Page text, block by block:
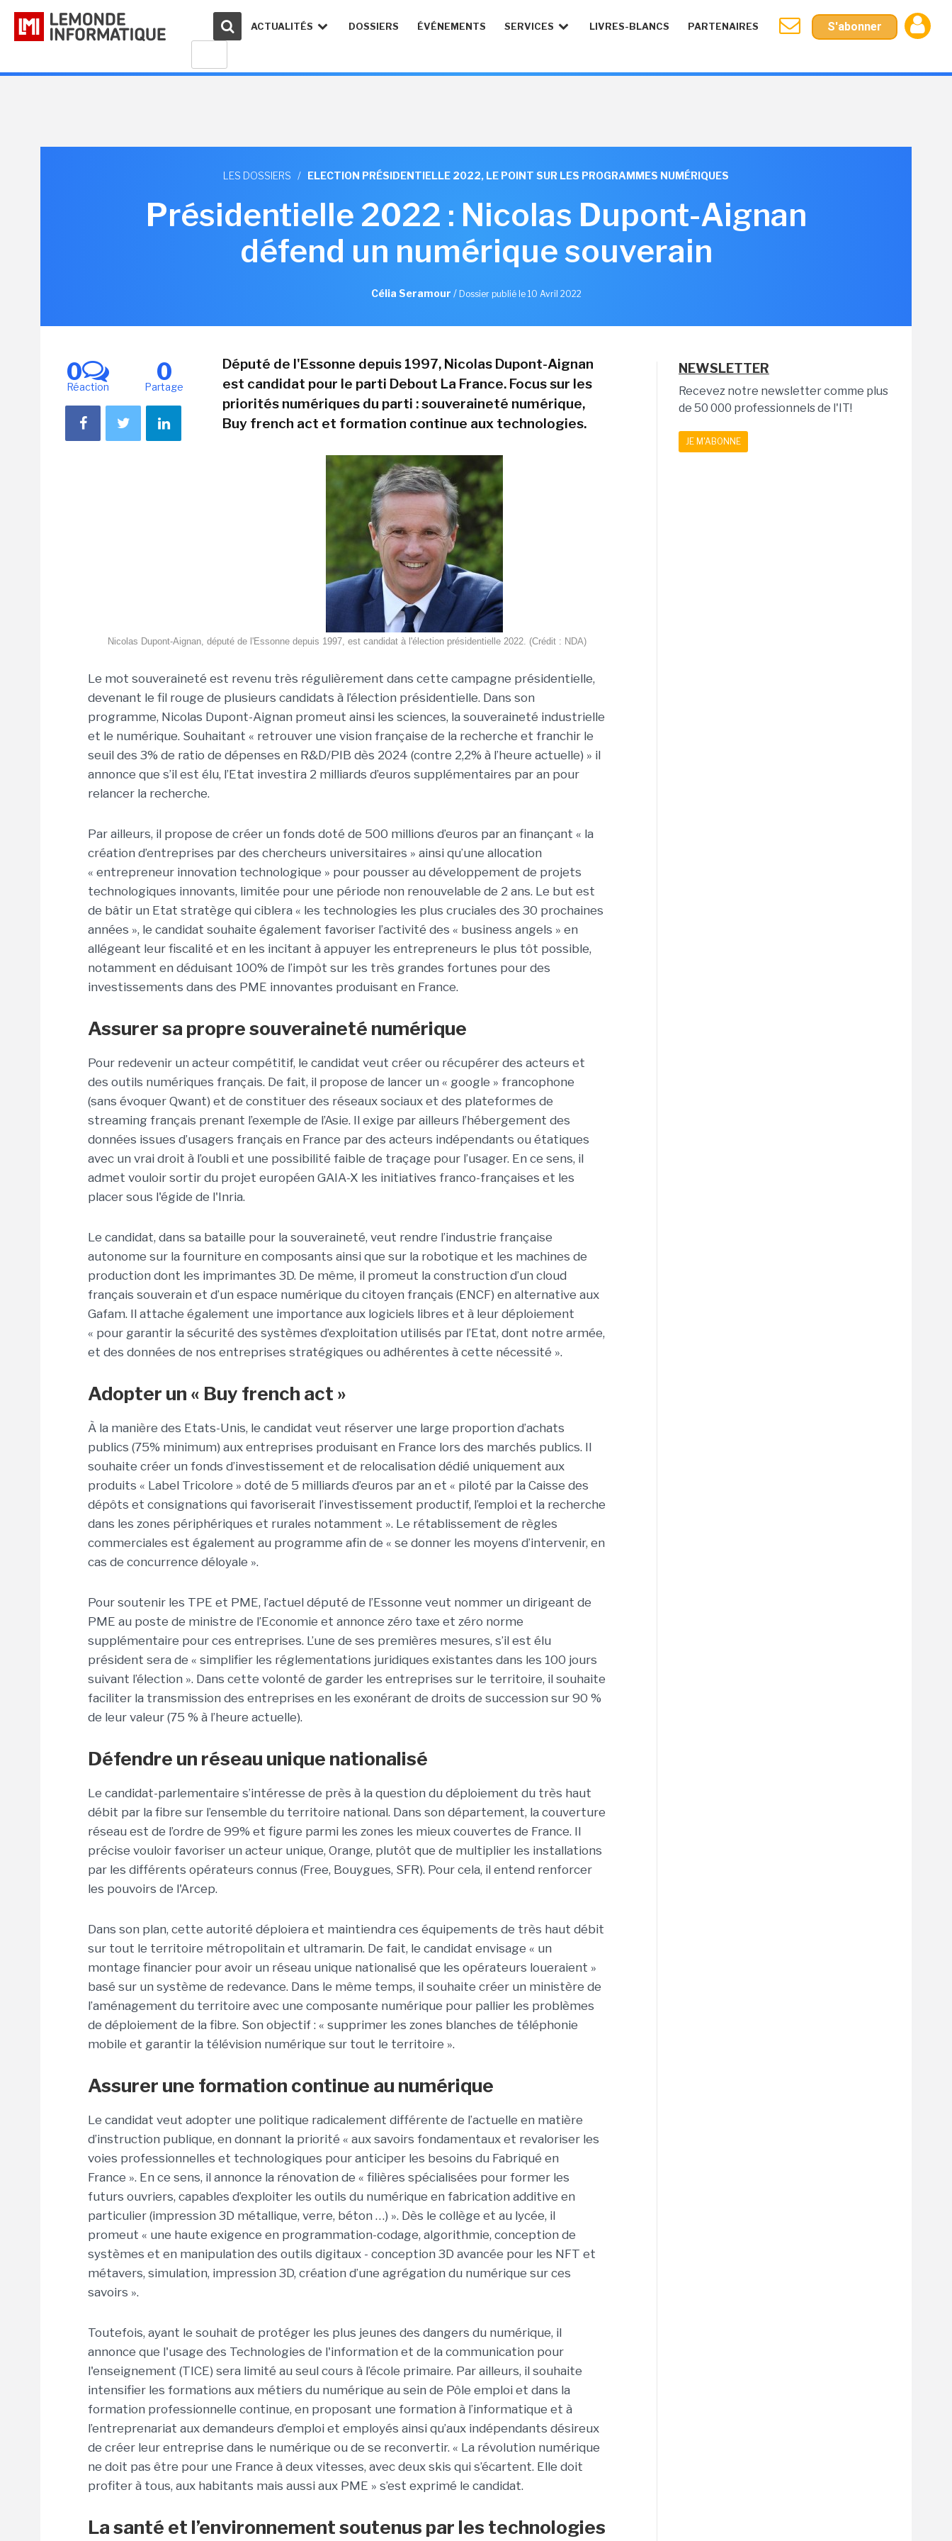
ACTUALITÉS DOSSIERS ÉVÉNEMENTS SERVICES LIVRES-BLANCS PARTENAIRES S'abonner
LES DOSSIERS / ELECTION PRÉSIDENTIELLE 2022, LE POINT SUR LES PROGRAMMES NUMÉRIQUES
Présidentielle 2022 : Nicolas Dupont-Aignan
défend un numérique souverain
Célia Seramour / Dossier publié le 10 Avril 2022
0
Réaction
0
Partage
Député de l'Essonne depuis 1997, Nicolas Dupont-Aignan
est candidat pour le parti Debout La France. Focus sur les
priorités numériques du parti : souveraineté numérique,
Buy french act et formation continue aux technologies.
Nicolas Dupont-Aignan, député de l'Essonne depuis 1997, est candidat à l'élection présidentielle 2022. (Crédit : NDA)
Le mot souveraineté est revenu très régulièrement dans cette campagne présidentielle,
devenant le fil rouge de plusieurs candidats à l’élection présidentielle. Dans son
programme, Nicolas Dupont-Aignan promeut ainsi les sciences, la souveraineté industrielle
et le numérique. Souhaitant « retrouver une vision française de la recherche et franchir le
seuil des 3% de ratio de dépenses en R&D/PIB dès 2024 (contre 2,2% à l’heure actuelle) » il
annonce que s’il est élu, l’Etat investira 2 milliards d’euros supplémentaires par an pour
relancer la recherche.
Par ailleurs, il propose de créer un fonds doté de 500 millions d’euros par an finançant « la
création d’entreprises par des chercheurs universitaires » ainsi qu’une allocation
« entrepreneur innovation technologique » pour pousser au développement de projets
technologiques innovants, limitée pour une période non renouvelable de 2 ans. Le but est
de bâtir un Etat stratège qui ciblera « les technologies les plus cruciales des 30 prochaines
années », le candidat souhaite également favoriser l’activité des « business angels » en
allégeant leur fiscalité et en les incitant à appuyer les entrepreneurs le plus tôt possible,
notamment en déduisant 100% de l’impôt sur les très grandes fortunes pour des
investissements dans des PME innovantes produisant en France.
Assurer sa propre souveraineté numérique
Pour redevenir un acteur compétitif, le candidat veut créer ou récupérer des acteurs et
des outils numériques français. De fait, il propose de lancer un « google » francophone
(sans évoquer Qwant) et de constituer des réseaux sociaux et des plateformes de
streaming français prenant l’exemple de l’Asie. Il exige par ailleurs l’hébergement des
données issues d’usagers français en France par des acteurs indépendants ou étatiques
avec un vrai droit à l’oubli et une possibilité faible de traçage pour l’usager. En ce sens, il
admet vouloir sortir du projet européen GAIA-X les initiatives franco-françaises et les
placer sous l'égide de l'Inria.
Le candidat, dans sa bataille pour la souveraineté, veut rendre l’industrie française
autonome sur la fourniture en composants ainsi que sur la robotique et les machines de
production dont les imprimantes 3D. De même, il promeut la construction d’un cloud
français souverain et d’un espace numérique du citoyen français (ENCF) en alternative aux
Gafam. Il attache également une importance aux logiciels libres et à leur déploiement
« pour garantir la sécurité des systèmes d’exploitation utilisés par l’Etat, dont notre armée,
et des données de nos entreprises stratégiques ou adhérentes à cette nécessité ».
Adopter un « Buy french act »
À la manière des Etats-Unis, le candidat veut réserver une large proportion d’achats
publics (75% minimum) aux entreprises produisant en France lors des marchés publics. Il
souhaite créer un fonds d’investissement et de relocalisation dédié uniquement aux
produits « Label Tricolore » doté de 5 milliards d’euros par an et « piloté par la Caisse des
dépôts et consignations qui favoriserait l’investissement productif, l’emploi et la recherche
dans les zones périphériques et rurales notamment ». Le rétablissement de règles
commerciales est également au programme afin de « se donner les moyens d’intervenir, en
cas de concurrence déloyale ».
Pour soutenir les TPE et PME, l’actuel député de l’Essonne veut nommer un dirigeant de
PME au poste de ministre de l’Economie et annonce zéro taxe et zéro norme
supplémentaire pour ces entreprises. L’une de ses premières mesures, s’il est élu
président sera de « simplifier les réglementations juridiques existantes dans les 100 jours
suivant l’élection ». Dans cette volonté de garder les entreprises sur le territoire, il souhaite
faciliter la transmission des entreprises en les exonérant de droits de succession sur 90 %
de leur valeur (75 % à l’heure actuelle).
Défendre un réseau unique nationalisé
Le candidat-parlementaire s’intéresse de près à la question du déploiement du très haut
débit par la fibre sur l’ensemble du territoire national. Dans son département, la couverture
réseau est de l’ordre de 99% et figure parmi les zones les mieux couvertes de France. Il
précise vouloir favoriser un acteur unique, Orange, plutôt que de multiplier les installations
par les différents opérateurs connus (Free, Bouygues, SFR). Pour cela, il entend renforcer
les pouvoirs de l'Arcep.
Dans son plan, cette autorité déploiera et maintiendra ces équipements de très haut débit
sur tout le territoire métropolitain et ultramarin. De fait, le candidat envisage « un
montage financier pour avoir un réseau unique nationalisé que les opérateurs loueraient »
basé sur un système de redevance. Dans le même temps, il souhaite créer un ministère de
l’aménagement du territoire avec une composante numérique pour pallier les problèmes
de déploiement de la fibre. Son objectif : « supprimer les zones blanches de téléphonie
mobile et garantir la télévision numérique sur tout le territoire ».
Assurer une formation continue au numérique
Le candidat veut adopter une politique radicalement différente de l’actuelle en matière
d’instruction publique, en donnant la priorité « aux savoirs fondamentaux et revaloriser les
voies professionnelles et technologiques pour anticiper les besoins du Fabriqué en
France ». En ce sens, il annonce la rénovation de « filières spécialisées pour former les
futurs ouvriers, capables d’exploiter les outils du numérique en fabrication additive en
particulier (impression 3D métallique, verre, béton …) ». Dès le collège et au lycée, il
promeut « une haute exigence en programmation-codage, algorithmie, conception de
systèmes et en manipulation des outils digitaux - conception 3D avancée pour les NFT et
métavers, simulation, impression 3D, création d’une agrégation du numérique sur ces
savoirs ».
Toutefois, ayant le souhait de protéger les plus jeunes des dangers du numérique, il
annonce que l'usage des Technologies de l'information et de la communication pour
l'enseignement (TICE) sera limité au seul cours à l’école primaire. Par ailleurs, il souhaite
intensifier les formations aux métiers du numérique au sein de Pôle emploi et dans la
formation professionnelle continue, en proposant une formation à l’informatique et à
l’entreprenariat aux demandeurs d’emploi et employés ainsi qu’aux indépendants désireux
de créer leur entreprise dans le numérique ou de se reconvertir. « La révolution numérique
ne doit pas être pour une France à deux vitesses, avec deux skis qui s’écartent. Elle doit
profiter à tous, aux habitants mais aussi aux PME » s’est exprimé le candidat.
La santé et l’environnement soutenus par les technologies
NEWSLETTER
Recevez notre newsletter comme plus
de 50 000 professionnels de l'IT!
JE M'ABONNE